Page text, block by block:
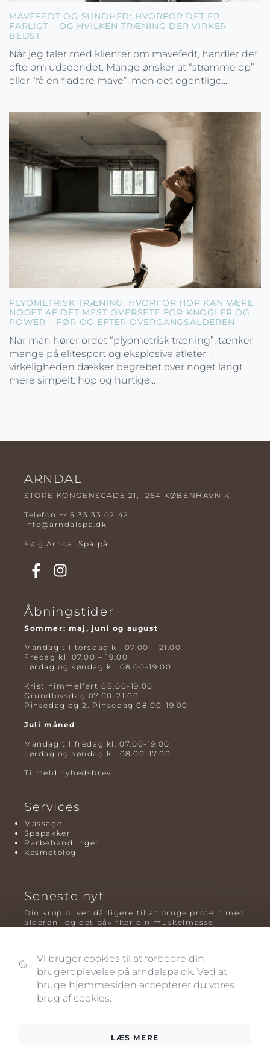
MAVEFEDT OG SUNDHED: HVORFOR DET ER
FARLIGT – OG HVILKEN TRÆNING DER VIRKER
BEDST
Når jeg taler med klienter om mavefedt, handler det
ofte om udseendet. Mange ønsker at “stramme op”
eller “få en fladere mave”, men det egentlige...
PLYOMETRISK TRÆNING: HVORFOR HOP KAN VÆRE
NOGET AF DET MEST OVERSETE FOR KNOGLER OG
POWER – FØR OG EFTER OVERGANGSALDEREN
Når man hører ordet “plyometrisk træning”, tænker
mange på elitesport og eksplosive atleter. I
virkeligheden dækker begrebet over noget langt
mere simpelt: hop og hurtige...
ARNDAL
STORE KONGENSGADE 21, 1264 KØBENHAVN K
Telefon +45 33 33 02 42
info@arndalspa.dk
Følg Arndal Spa på:
Åbningstider
Sommer: maj, juni og august
Mandag til torsdag kl. 07.00 – 21.00
Fredag kl. 07.00 – 19.00
Lørdag og søndag kl. 08.00-19.00
Kristihimmelfart 08.00-19.00
Grundlovsdag 07.00-21.00
Pinsedag og 2. Pinsedag 08.00-19.00
Juli måned
Mandag til fredag kl. 07.00-19.00
Lørdag og søndag kl. 08.00-17.00
Tilmeld nyhedsbrev
Services
Massage
Spapakker
Parbehandlinger
Kosmetolog
Seneste nyt
Din krop bliver dårligere til at bruge protein med
alderen– og det påvirker din muskelmasse
Plyometrisk træning: hvorfor hop kan være noget
af det mest oversete for knogler og power – før
og efter overgangsalderen
Vi bruger cookies til at forbedre din
brugeroplevelse på arndalspa.dk. Ved at
bruge hjemmesiden accepterer du vores
brug af cookies.
LÆS MERE